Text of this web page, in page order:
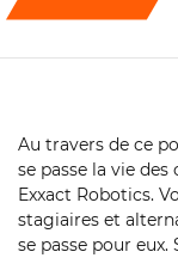
Au travers de ce
se passe la vie
Exxact Robotics.
stagiaires et
se passe pour